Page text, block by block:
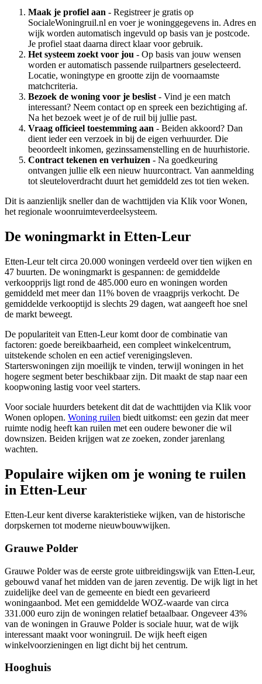
Maak je profiel aan - Registreer je gratis op
SocialeWoningruil.nl en voer je woninggegevens in. Adres en
wijk worden automatisch ingevuld op basis van je postcode.
Je profiel staat daarna direct klaar voor gebruik.
Het systeem zoekt voor jou - Op basis van jouw wensen
worden er automatisch passende ruilpartners geselecteerd.
Locatie, woningtype en grootte zijn de voornaamste
matchcriteria.
Bezoek de woning voor je beslist- Vind je een match
interessant? Neem contact op en spreek een bezichtiging af.
Na het bezoek weet je of de ruil bij jullie past.
Vraag officieel toestemming aan - Beiden akkoord? Dan
dient ieder een verzoek in bij de eigen verhuurder. Die
beoordeelt inkomen, gezinssamenstelling en de huurhistorie.
Contract tekenen en verhuizen - Na goedkeuring
ontvangen jullie elk een nieuw huurcontract. Van aanmelding
tot sleuteloverdracht duurt het gemiddeld zes tot tien weken.
Dit is aanzienlijk sneller dan de wachttijden via Klik voor Wonen,
het regionale woonruimteverdeelsysteem.
De woningmarkt in Etten-Leur
Etten-Leur telt circa 20.000 woningen verdeeld over tien wijken en
47 buurten. De woningmarkt is gespannen: de gemiddelde
verkoopprijs ligt rond de 485.000 euro en woningen worden
gemiddeld met meer dan 11% boven de vraagprijs verkocht. De
gemiddelde verkooptijd is slechts 29 dagen, wat aangeeft hoe snel
de markt beweegt.
De populariteit van Etten-Leur komt door de combinatie van
factoren: goede bereikbaarheid, een compleet winkelcentrum,
uitstekende scholen en een actief verenigingsleven.
Starterswoningen zijn moeilijk te vinden, terwijl woningen in het
hogere segment beter beschikbaar zijn. Dit maakt de stap naar een
koopwoning lastig voor veel starters.
Voor sociale huurders betekent dit dat de wachttijden via Klik voor
Wonen oplopen. Woning ruilen biedt uitkomst: een gezin dat meer
ruimte nodig heeft kan ruilen met een oudere bewoner die wil
downsizen. Beiden krijgen wat ze zoeken, zonder jarenlang
wachten.
Populaire wijken om je woning te ruilen
in Etten-Leur
Etten-Leur kent diverse karakteristieke wijken, van de historische
dorpskernen tot moderne nieuwbouwwijken.
Grauwe Polder
Grauwe Polder was de eerste grote uitbreidingswijk van Etten-Leur,
gebouwd vanaf het midden van de jaren zeventig. De wijk ligt in het
zuidelijke deel van de gemeente en biedt een gevarieerd
woningaanbod. Met een gemiddelde WOZ-waarde van circa
331.000 euro zijn de woningen relatief betaalbaar. Ongeveer 43%
van de woningen in Grauwe Polder is sociale huur, wat de wijk
interessant maakt voor woningruil. De wijk heeft eigen
winkelvoorzieningen en ligt dicht bij het centrum.
Hooghuis